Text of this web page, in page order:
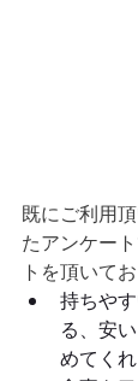
既にご利用
たアンケー
トを頂いてお
持ちや
る、安
めてく